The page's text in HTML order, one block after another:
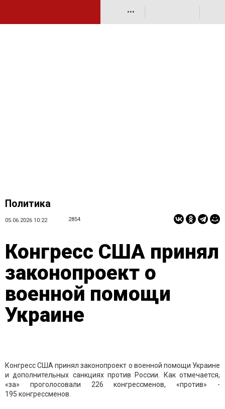
•••
Политика
05.06.2026 10:22 2854
Конгресс США принял
законопроект о
военной помощи
Украине
Конгресс США принял законопроект о военной помощи Украине
и дополнительных санкциях против России. Как отмечается,
«за» проголосовали 226 конгрессменов, «против» -
195 конгрессменов.